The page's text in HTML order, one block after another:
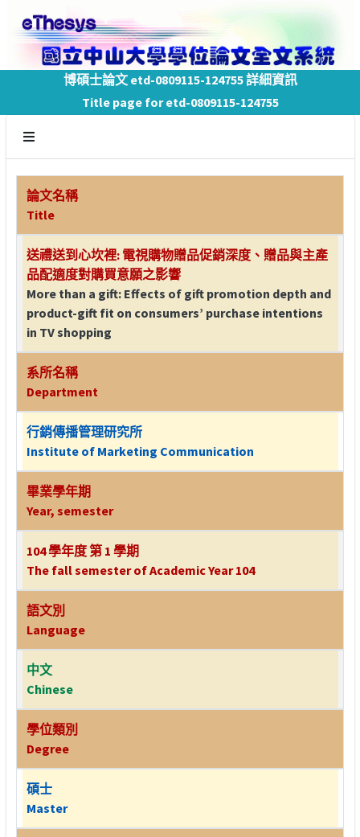
博碩士論文 etd-0809115-124755 詳細資訊
Title page for etd-0809115-124755
論文名稱
Title
送禮送到心坎裡: 電視購物贈品促銷深度、贈品與主產
品配適度對購買意願之影響
More than a gift: Effects of gift promotion depth and
product-gift fit on consumers’ purchase intentions
in TV shopping
系所名稱
Department
行銷傳播管理研究所
Institute of Marketing Communication
畢業學年期
Year, semester
104 學年度 第 1 學期
The fall semester of Academic Year 104
語文別
Language
中文
Chinese
學位類別
Degree
碩士
Master